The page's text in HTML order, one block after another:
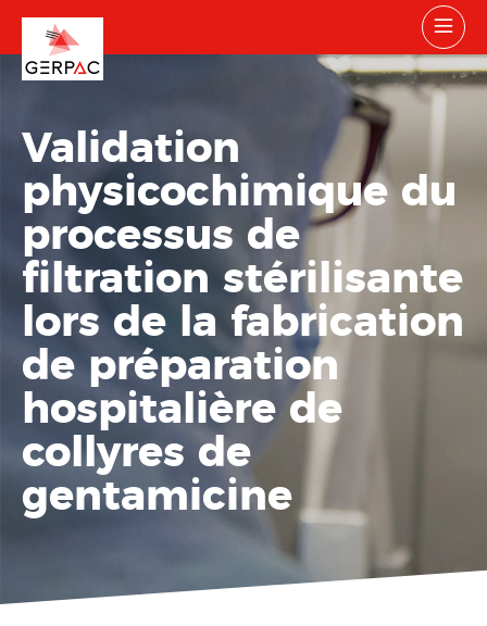
Validation
physicochimique du
processus de
filtration stérilisante
lors de la fabrication
de préparation
hospitalière de
collyres de
gentamicine